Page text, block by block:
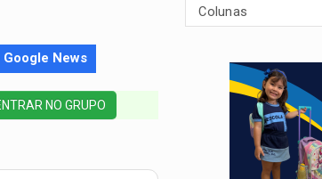
News
NO GRUPO